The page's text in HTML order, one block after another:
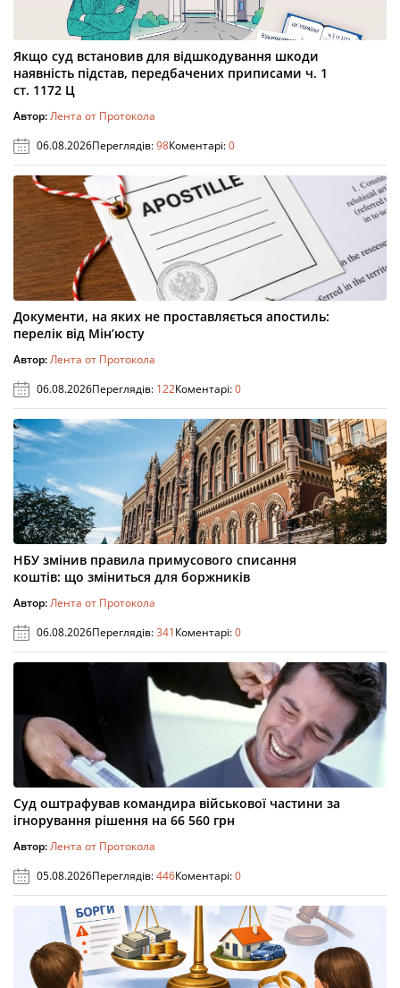
Якщо суд встановив для відшкодування шкоди
наявність підстав, передбачених приписами ч. 1
ст. 1172 Ц
Автор:Лента от Протокола
06.08.2026Переглядів:98Коментарі:0
Документи, на яких не проставляється апостиль:
перелік від Мін’юсту
Автор:Лента от Протокола
06.08.2026Переглядів: 122Коментарі:0
НБУ змінив правила примусового списання
коштів: що зміниться для боржників
Автор:Лента от Протокола
06.08.2026Переглядів:341Коментарі:0
Суд оштрафував командира військової частини за
ігнорування рішення на 66 560 грн
Автор:Лента от Протокола
05.08.2026Переглядів:446Коментарі:0